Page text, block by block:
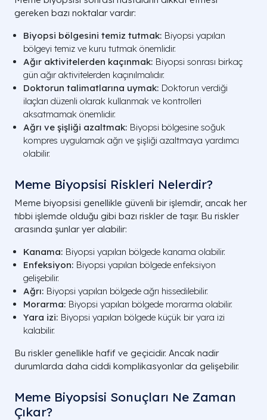
gereken bazı noktalar vardır:
Biyopsi bölgesini temiz tutmak: Biyopsi yapılan
bölgeyi temiz ve kuru tutmak önemlidir.
Ağır aktivitelerden kaçınmak: Biyopsi sonrası birkaç
gün ağır aktivitelerden kaçınılmalıdır.
Doktorun talimatlarına uymak: Doktorun verdiği
ilaçları düzenli olarak kullanmak ve kontrolleri
aksatmamak önemlidir.
Ağrı ve şişliği azaltmak: Biyopsi bölgesine soğuk
kompres uygulamak ağrı ve şişliği azaltmaya yardımcı
olabilir.
Meme Biyopsisi Riskleri Nelerdir?
Meme biyopsisi genellikle güvenli bir işlemdir, ancak her
tıbbi işlemde olduğu gibi bazı riskler de taşır. Bu riskler
arasında şunlar yer alabilir:
Kanama: Biyopsi yapılan bölgede kanama olabilir.
Enfeksiyon: Biyopsi yapılan bölgede enfeksiyon
gelişebilir.
Ağrı: Biyopsi yapılan bölgede ağrı hissedilebilir.
Morarma: Biyopsi yapılan bölgede morarma olabilir.
Yara izi: Biyopsi yapılan bölgede küçük bir yara izi
kalabilir.
Bu riskler genellikle hafif ve geçicidir. Ancak nadir
durumlarda daha ciddi komplikasyonlar da gelişebilir.
Meme Biyopsisi Sonuçları Ne Zaman
Çıkar?